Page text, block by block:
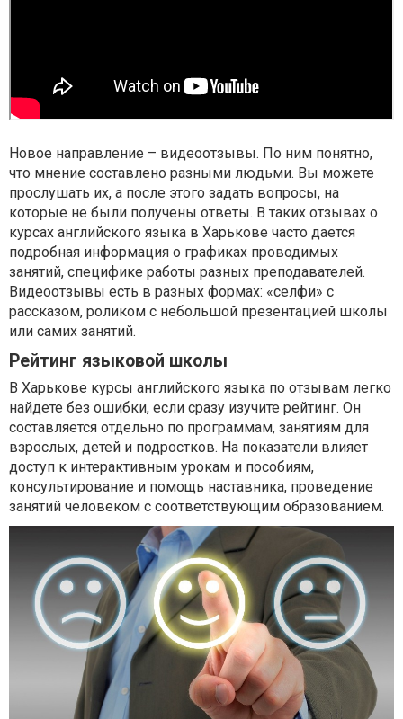
Новое направление – видеоотзывы. По ним понятно,
что мнение составлено разными людьми. Вы можете
прослушать их, а после этого задать вопросы, на
которые не были получены ответы. В таких отзывах о
курсах английского языка в Харькове часто дается
подробная информация о графиках проводимых
занятий, специфике работы разных преподавателей.
Видеоотзывы есть в разных формах: «селфи» с
рассказом, роликом с небольшой презентацией школы
или самих занятий.
Рейтинг языковой школы
В Харькове курсы английского языка по отзывам легко
найдете без ошибки, если сразу изучите рейтинг. Он
составляется отдельно по программам, занятиям для
взрослых, детей и подростков. На показатели влияет
доступ к интерактивным урокам и пособиям,
консультирование и помощь наставника, проведение
занятий человеком с соответствующим образованием.